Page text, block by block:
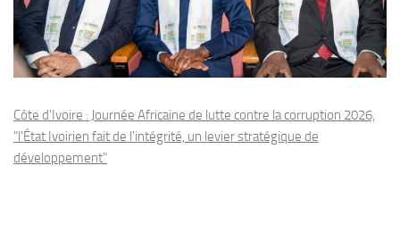
Côte d'Ivoire : Journée Africaine de lutte contre la corruption 2026,
"l'État Ivoirien fait de l'intégrité, un levier stratégique de
développement"